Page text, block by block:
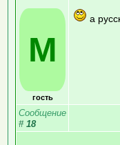
M
гость
а
Сообщение
# 18